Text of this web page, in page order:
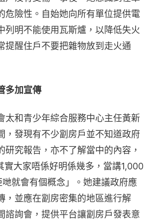
危險性。自始她向所有單位提供電
列明不能使用瓦斯爐，以降低失火
提醒住戶不要把雜物放到走火通
多加宣傳
太和青少年綜合服務中心主任黃新
，發現有不少劏房戶並不知道政府
研究報告，亦不了解當中的內容，
實大家唔係好明係幾多，當講1,000
就會有個概念」。她建議政府應
，並應在劏房密集的地區進行解
諮詢會，提供平台讓劏房戶發表意